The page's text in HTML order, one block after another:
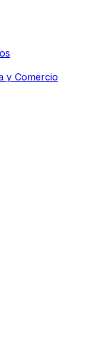
y Comercio